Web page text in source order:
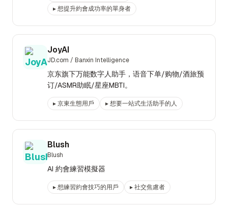
▸想提升約會成功率的單身者
JoyAI
JD.com / Banxin Intelligence
京东旗下万能数字人助手，语音下单/购物/酒旅预
订/ASMR助眠/星座MBTI。
▸京東生態用戶 ▸想要一站式生活助手的人
Blush
Blush
AI 約會練習模擬器
▸想練習約會技巧的用戶 ▸社交焦慮者